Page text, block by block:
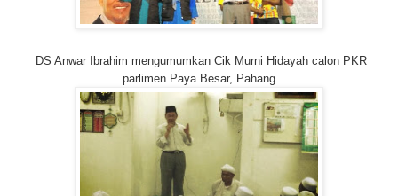
DS Anwar Ibrahim mengumumkan Cik Murni Hidayah calon PKR
parlimen Paya Besar, Pahang